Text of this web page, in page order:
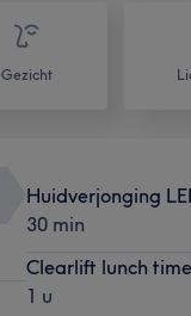
Gezicht
Huidverjonging
30 min
Clearlift lunch
1 u